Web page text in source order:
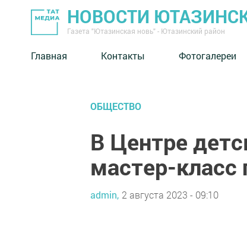
НОВОСТИ
Газета "Ютазинская новь" - Ютазинский район
Главная Контакты Фотогалереи
ОБЩЕСТВО
В Центре
мастер-класс
admin, 2 августа 2023 - 09:10